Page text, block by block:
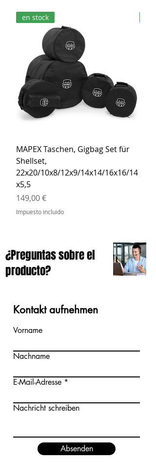
en stock
MAPEX Taschen, Gigbag Set für
Shellset,
22x20/10x8/12x9/14x14/16x16/14
x5,5
Precio
149,00 €
Impuesto incluido
¿Preguntas sobre el
producto?
Kontakt aufnehmen
Vorname
Nachname
E-Mail-Adresse
Nachricht schreiben
Absenden